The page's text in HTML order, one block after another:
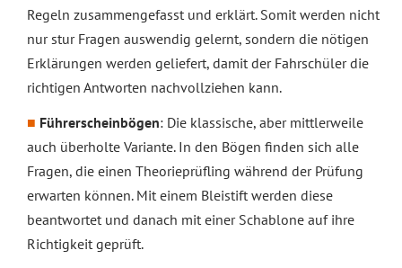
Regeln zusammengefasst und erklärt. Somit werden nicht
nur stur Fragen auswendig gelernt, sondern die nötigen
Erklärungen werden geliefert, damit der Fahrschüler die
richtigen Antworten nachvollziehen kann.
Führerscheinbögen: Die klassische, aber mittlerweile
auch überholte Variante. In den Bögen finden sich alle
Fragen, die einen Theorieprüfling während der Prüfung
erwarten können. Mit einem Bleistift werden diese
beantwortet und danach mit einer Schablone auf ihre
Richtigkeit geprüft.